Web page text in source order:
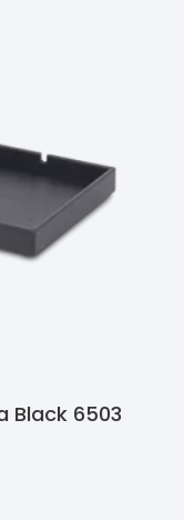
Black 6503